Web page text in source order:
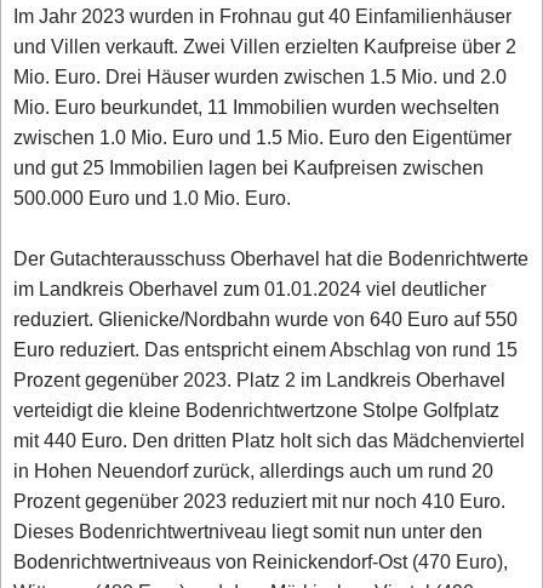
Im Jahr 2023 wurden in Frohnau gut 40 Einfamilienhäuser
und Villen verkauft. Zwei Villen erzielten Kaufpreise über 2
Mio. Euro. Drei Häuser wurden zwischen 1.5 Mio. und 2.0
Mio. Euro beurkundet, 11 Immobilien wurden wechselten
zwischen 1.0 Mio. Euro und 1.5 Mio. Euro den Eigentümer
und gut 25 Immobilien lagen bei Kaufpreisen zwischen
500.000 Euro und 1.0 Mio. Euro.
Der Gutachterausschuss Oberhavel hat die Bodenrichtwerte
im Landkreis Oberhavel zum 01.01.2024 viel deutlicher
reduziert. Glienicke/Nordbahn wurde von 640 Euro auf 550
Euro reduziert. Das entspricht einem Abschlag von rund 15
Prozent gegenüber 2023. Platz 2 im Landkreis Oberhavel
verteidigt die kleine Bodenrichtwertzone Stolpe Golfplatz
mit 440 Euro. Den dritten Platz holt sich das Mädchenviertel
in Hohen Neuendorf zurück, allerdings auch um rund 20
Prozent gegenüber 2023 reduziert mit nur noch 410 Euro.
Dieses Bodenrichtwertniveau liegt somit nun unter den
Bodenrichtwertniveaus von Reinickendorf-Ost (470 Euro),